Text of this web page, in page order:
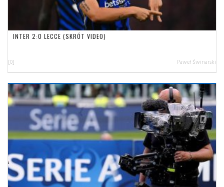
INTER 2:0 LECCE (SKRÓT VIDEO)
[0] Paweł Świnarski